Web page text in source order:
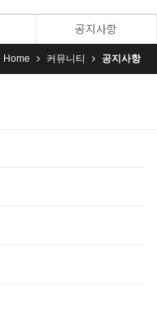
공지사항
Home 커뮤니티 공지사항